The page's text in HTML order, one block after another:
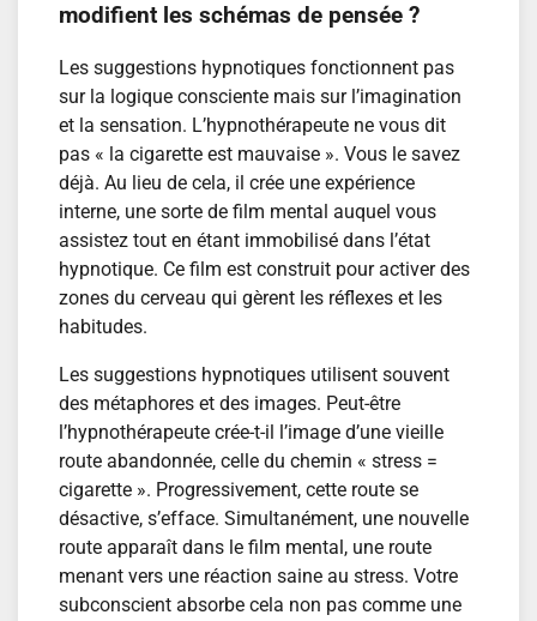
modifient les schémas de pensée ?
Les suggestions hypnotiques fonctionnent pas
sur la logique consciente mais sur l’imagination
et la sensation. L’hypnothérapeute ne vous dit
pas « la cigarette est mauvaise ». Vous le savez
déjà. Au lieu de cela, il crée une expérience
interne, une sorte de film mental auquel vous
assistez tout en étant immobilisé dans l’état
hypnotique. Ce film est construit pour activer des
zones du cerveau qui gèrent les réflexes et les
habitudes.
Les suggestions hypnotiques utilisent souvent
des métaphores et des images. Peut-être
l’hypnothérapeute crée-t-il l’image d’une vieille
route abandonnée, celle du chemin « stress =
cigarette ». Progressivement, cette route se
désactive, s’efface. Simultanément, une nouvelle
route apparaît dans le film mental, une route
menant vers une réaction saine au stress. Votre
subconscient absorbe cela non pas comme une